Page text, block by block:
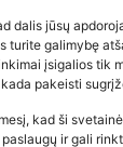
dalis jūsų
turite galimybę
įsigalios tik
pakeisti
kad ši
paslaugų ir gali
–…